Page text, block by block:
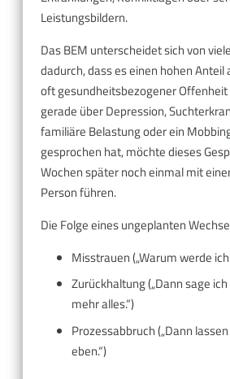
Leistungsbildern.
Das BEM unterscheidet sich von
dadurch, dass es einen hohen Anteil
oft gesundheitsbezogener
gerade über Depression,
familiäre Belastung oder ein
gesprochen hat, möchte dieses
Wochen später noch einmal mit
Person führen.
Die Folge eines ungeplanten
Misstrauen („Warum werde
Zurückhaltung („Dann sage
mehr alles.“)
Prozessabbruch („Dann
eben.“)